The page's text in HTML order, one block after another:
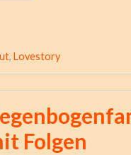
, Lovestory
Folgen